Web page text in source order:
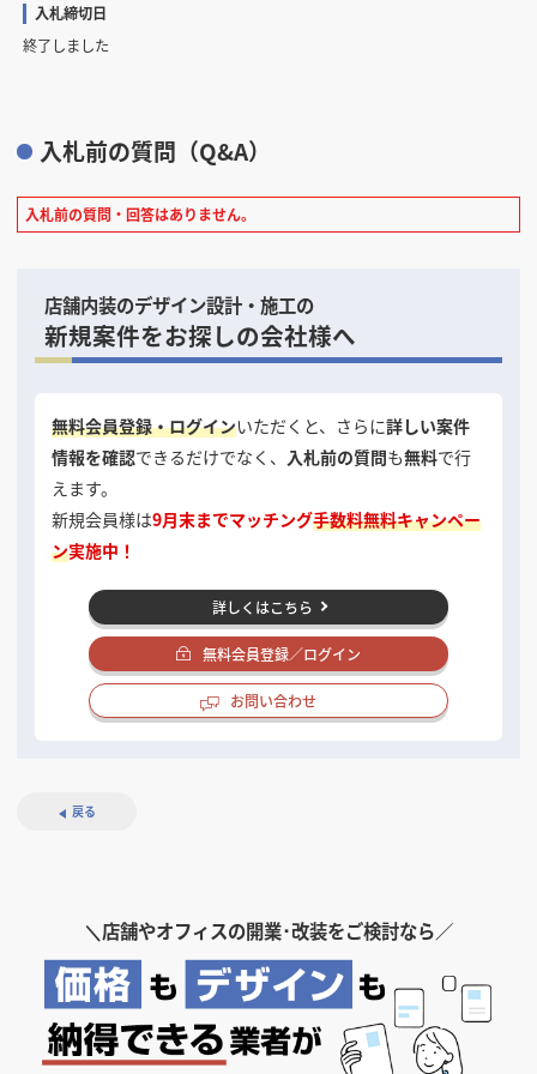
入札締切日
終了しました
入札前の質問（Q&A）
入札前の質問・回答はありません。
店舗内装のデザイン設計・施工の
新規案件をお探しの会社様へ
無料会員登録・ログインいただくと、さらに詳しい案件
情報を確認できるだけでなく、 入札前の質問も無料で行
えます。
新規会員様は9月末までマッチング手数料無料キャンペー
ン実施中！
詳しくはこちら
無料会員登録／ログイン
お問い合わせ
戻る
＼店舗やオフィスの開業･改装をご検討なら／